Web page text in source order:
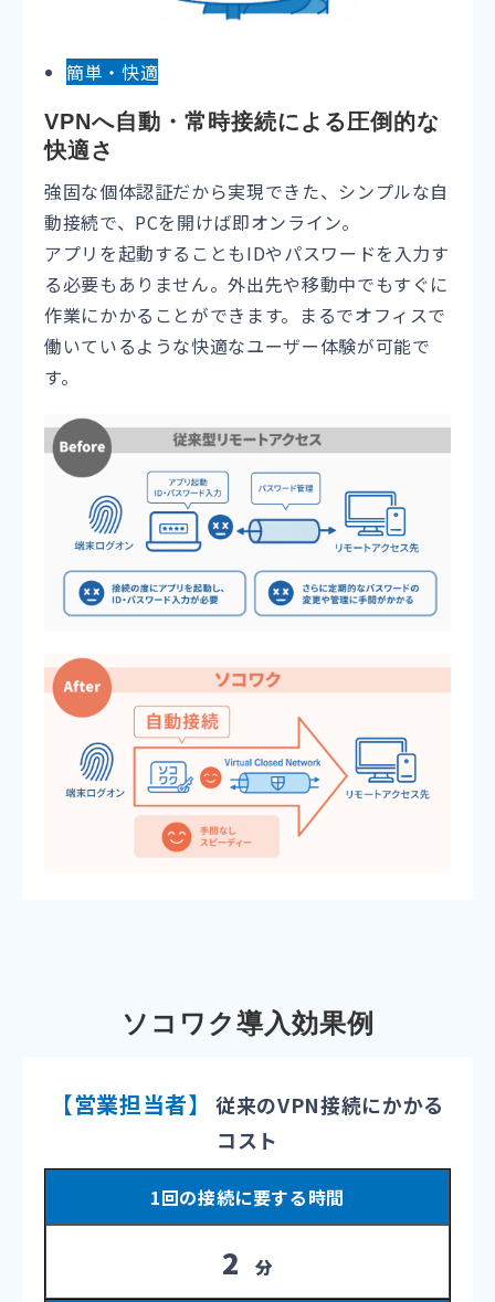
簡単・快適
VPNへ自動・常時接続による圧倒的な
快適さ
強固な個体認証だから実現できた、シンプルな自
動接続で、 PCを開けば即オンライン。
アプリを起動することもIDやパスワードを入力す
る必要もありません。外出先や移動中でもすぐに
作業にかかることができます。まるでオフィスで
働いているような快適なユーザー体験が可能で
す。
ソコワク導入効果例
【営業担当者】
従来のVPN接続にかかる
コスト
1回の接続に要する時間
2 分